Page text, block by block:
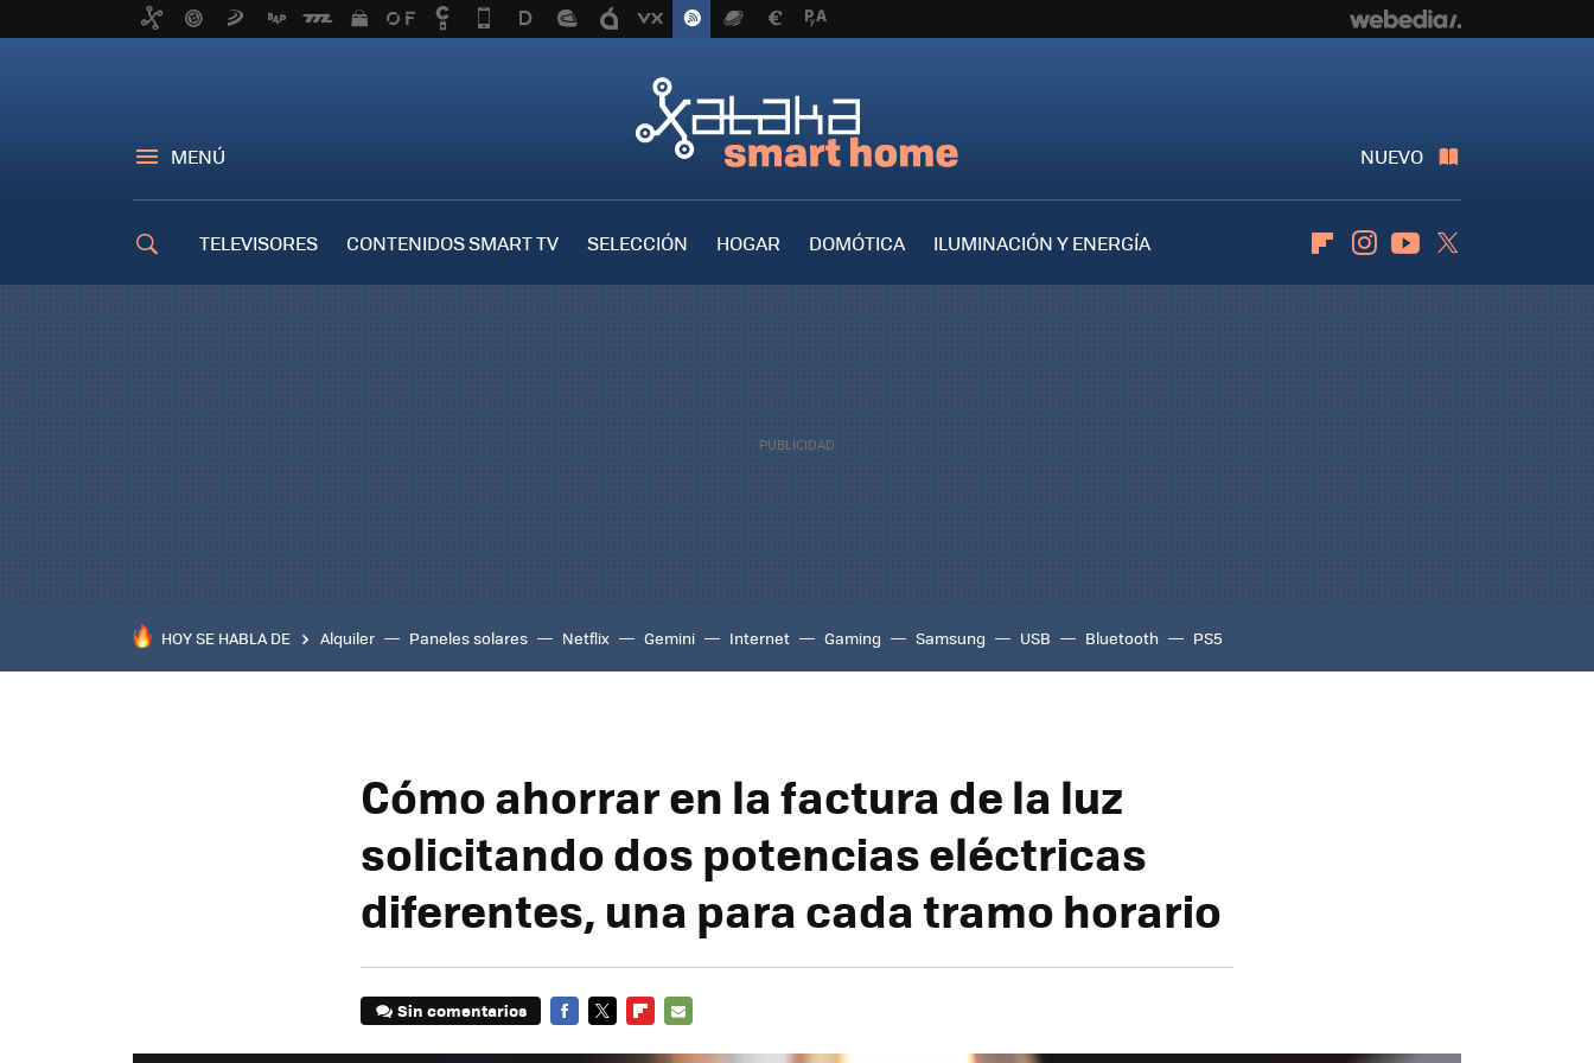
MENÚ NUEVO
TELEVISORES CONTENIDOS SMART TV SELECCIÓN HOGAR DOMÓTICA
ILUMINACIÓN Y ENERGÍA
FlipboardInstagramYoutube
HOY SE HABLA DE Alquiler Paneles solares Netflix Gemini Internet Gaming Samsung USB Bluetooth PS5
Cómo ahorrar en la factura de la luz
solicitando dos potencias eléctricas
diferentes, una para cada tramo horario
Sin comentarios